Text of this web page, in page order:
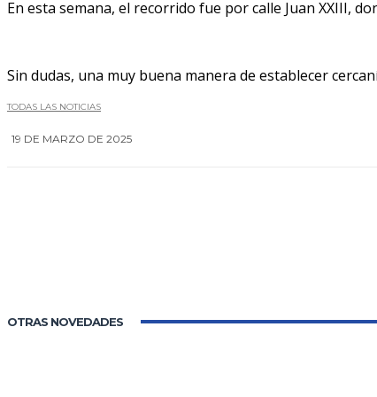
En esta semana, el recorrido fue por calle Juan XXIII,
Sin dudas, una muy buena manera de establecer
TODAS LAS NOTICIAS
19 DE MARZO DE 2025
OTRAS NOVEDADES